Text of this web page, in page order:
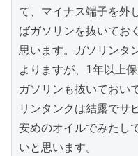
て、マイナス端子を外
ばガソリンを抜いてお
思います。ガソリンタ
よりますが、1年以上
ガソリンも抜いておい
リンタンクは結露でサ
安めのオイルでみたし
いと思います。